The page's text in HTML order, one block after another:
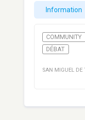
Information
COMMUNITY
DÉBAT
SAN MIGUEL DE